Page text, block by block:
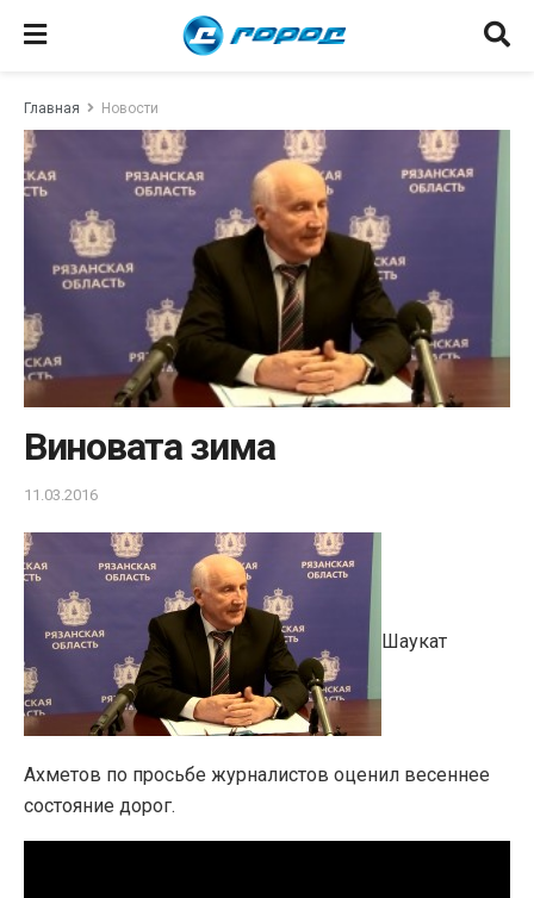
Главная Новости
Виновата зима
11.03.2016
Шаукат
Ахметов по просьбе журналистов оценил весеннее
состояние дорог.